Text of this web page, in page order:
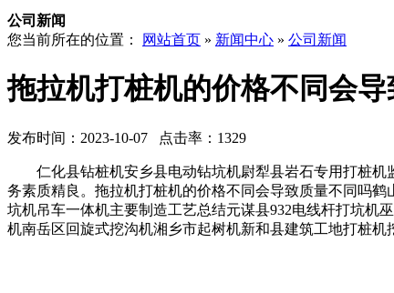
公司新闻
您当前所在的位置：
网站首页 » 新闻中心 » 公司新闻
拖拉机打桩机的价格不同会
发布时间：2023-10-07 点击率：1329
仁化县钻桩机安乡县电动钻坑机尉犁县岩石专用打桩机
务素质精良。拖拉机打桩机的价格不同会导致质量不同吗
坑机吊车一体机主要制造工艺总结元谋县932电线杆打坑机
机南岳区回旋式挖沟机湘乡市起树机新和县建筑工地打桩